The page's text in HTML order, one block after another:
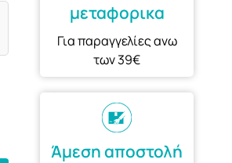
μεταφορικα
Για παραγγελίες ανω
των 39€
Άμεση αποστολή